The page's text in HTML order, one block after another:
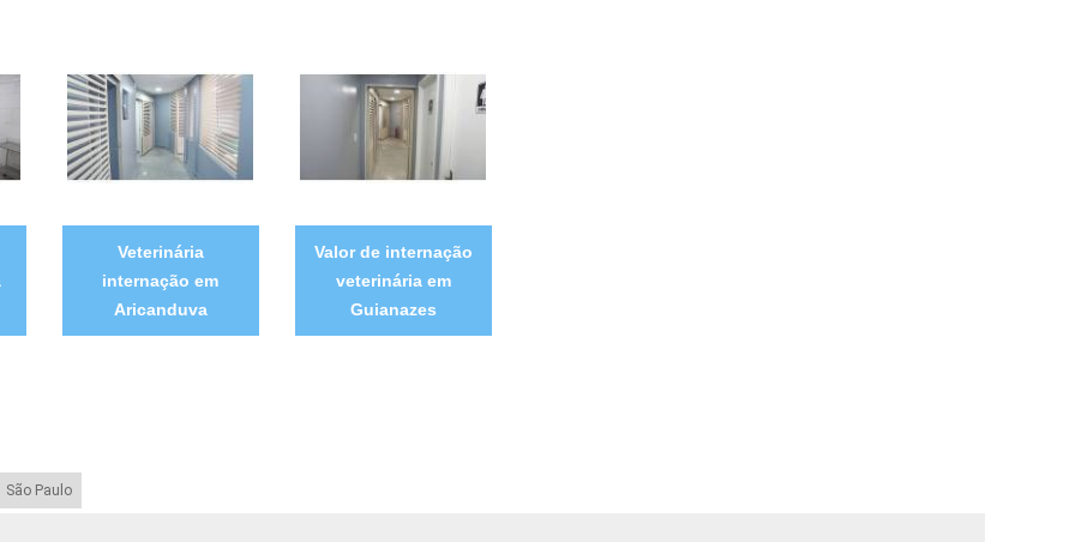
Veterinária
internação em
Aricanduva
Valor de internação
veterinária em
Guianazes
São Paulo